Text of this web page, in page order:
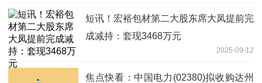
短讯！宏裕包材第二大股东席大凤提前完
成减持：套现3468万元
2025-09-12
焦点快看：中国电力(02380)拟收购达州